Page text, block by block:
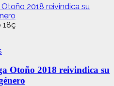
2018 reivindica su
Otoño 2018 reivindica su